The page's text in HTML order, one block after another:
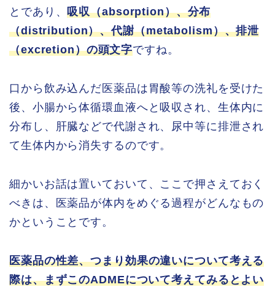
とであり、吸収（absorption）、分布
（distribution）、代謝（metabolism）、排泄
（excretion）の頭文字ですね。
口から飲み込んだ医薬品は胃酸等の洗礼を受けた
後、小腸から体循環血液へと吸収され、生体内に
分布し、肝臓などで代謝され、尿中等に排泄され
て生体内から消失するのです。
細かいお話は置いておいて、ここで押さえておく
べきは、医薬品が体内をめぐる過程がどんなもの
かということです。
医薬品の性差、つまり効果の違いについて考える
際は、まずこのADMEについて考えてみるとよい